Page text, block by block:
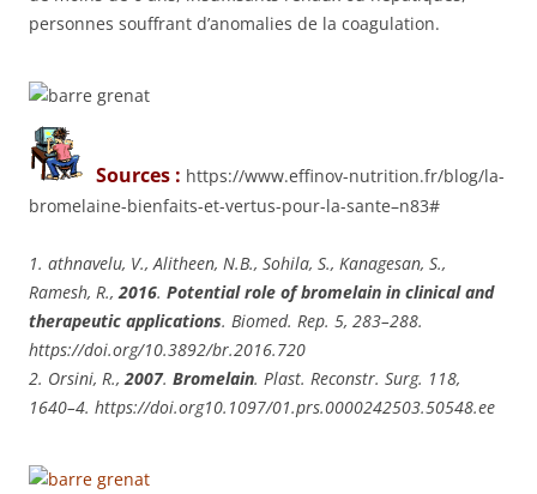
personnes souffrant d’anomalies de la coagulation.
Sources : https://www.effinov-nutrition.fr/blog/la-
bromelaine-bienfaits-et-vertus-pour-la-sante–n83#
1. athnavelu, V., Alitheen, N.B., Sohila, S., Kanagesan, S.,
Ramesh, R.,2016. Potential role of bromelain in clinical and
therapeutic applications. Biomed. Rep. 5, 283–288.
https://doi.org/10.3892/br.2016.720
2. Orsini, R.,2007. Bromelain. Plast. Reconstr. Surg. 118,
1640–4. https://doi.org10.1097/01.prs.0000242503.50548.ee